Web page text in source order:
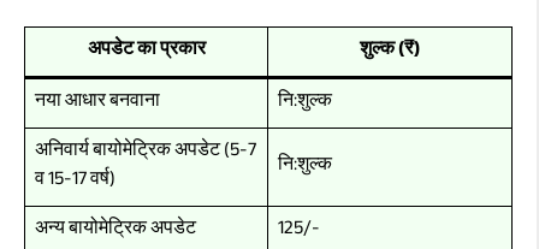
अपडेट का प्रकार
शुल्क (₹)
नया आधार बनवाना
नि:शुल्क
अनिवार्य बायोमेट्रिक अपडेट (5-7
व 15-17 वर्ष)
नि:शुल्क
अन्य बायोमेट्रिक अपडेट
125/-